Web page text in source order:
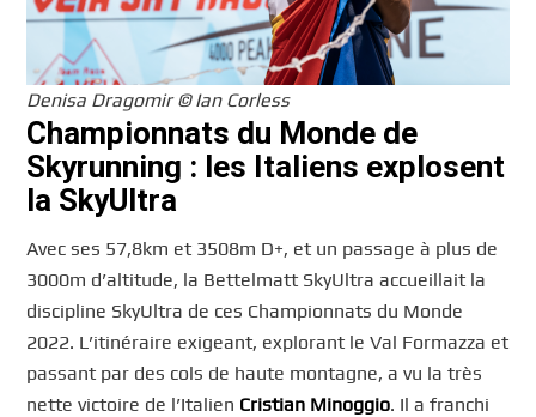
Denisa Dragomir © Ian Corless
Championnats du Monde de
Skyrunning : les Italiens explosent
la SkyUltra
Avec ses 57,8km et 3508m D+, et un passage à plus de
3000m d’altitude, la Bettelmatt SkyUltra accueillait la
discipline SkyUltra de ces Championnats du Monde
2022. L’itinéraire exigeant, explorant le Val Formazza et
passant par des cols de haute montagne, a vu la très
nette victoire de l’Italien Cristian Minoggio. Il a franchi